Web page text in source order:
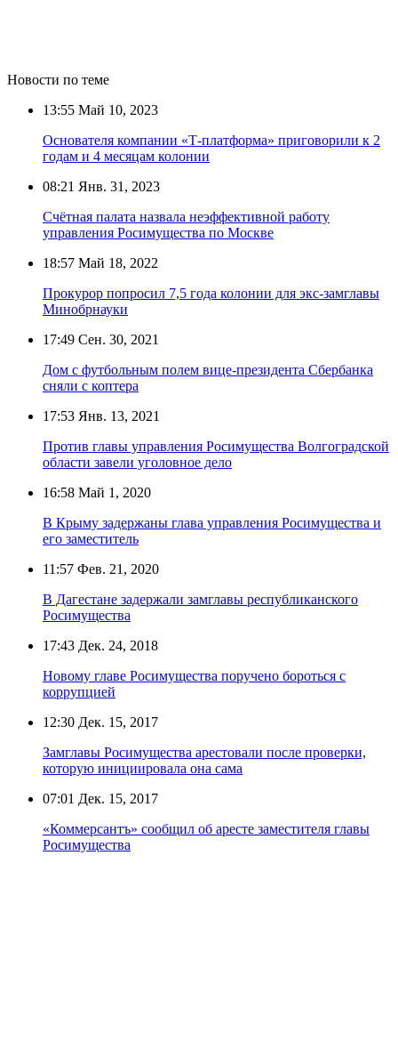
Новости по теме
13:55 Май 10, 2023
Основателя компании «Т-платформа» приговорили к 2
годам и 4 месяцам колонии
08:21 Янв. 31, 2023
Счётная палата назвала неэффективной работу
управления Росимущества по Москве
18:57 Май 18, 2022
Прокурор попросил 7,5 года колонии для экс-замглавы
Минобрнауки
17:49 Сен. 30, 2021
Дом с футбольным полем вице-президента Сбербанка
сняли с коптера
17:53 Янв. 13, 2021
Против главы управления Росимущества Волгоградской
области завели уголовное дело
16:58 Май 1, 2020
В Крыму задержаны глава управления Росимущества и
его заместитель
11:57 Фев. 21, 2020
В Дагестане задержали замглавы республиканского
Росимущества
17:43 Дек. 24, 2018
Новому главе Росимущества поручено бороться с
коррупцией
12:30 Дек. 15, 2017
Замглавы Росимущества арестовали после проверки,
которую инициировала она сама
07:01 Дек. 15, 2017
«Коммерсантъ» сообщил об аресте заместителя главы
Росимущества